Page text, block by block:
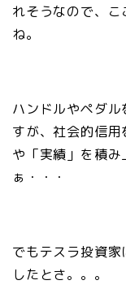
れそうなので、
ね。
ハンドルやペダ
すが、社会的信用
や「実績」を積
ぁ・・・
でもテスラ投資
したとさ。。。